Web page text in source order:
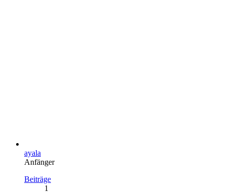
ayala
Anfänger
Beiträge
1